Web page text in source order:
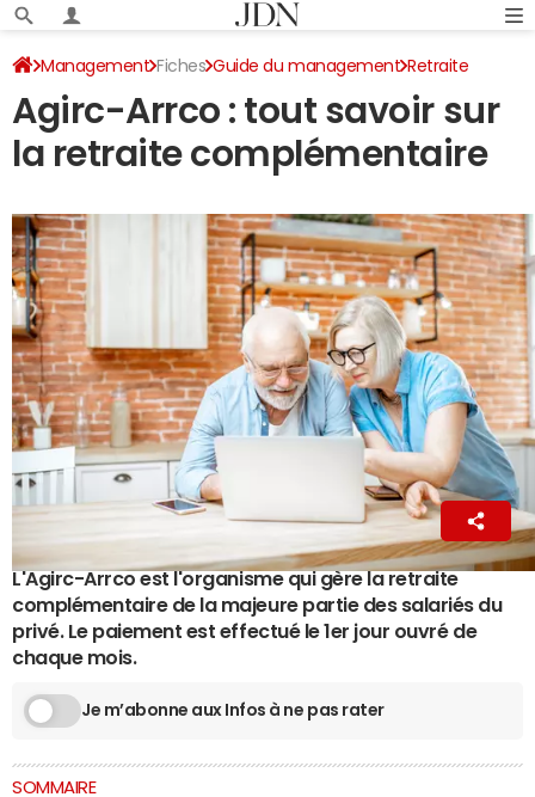
Management Fiches Guide du management Retraite
Agirc-Arrco : tout savoir sur
la retraite complémentaire
La Rédaction
L'Agirc-Arrco est l'organisme qui gère la retraite
complémentaire de la majeure partie des salariés du
privé. Le paiement est effectué le 1er jour ouvré de
chaque mois.
Je m’abonne aux Infos à ne pas rater
SOMMAIRE